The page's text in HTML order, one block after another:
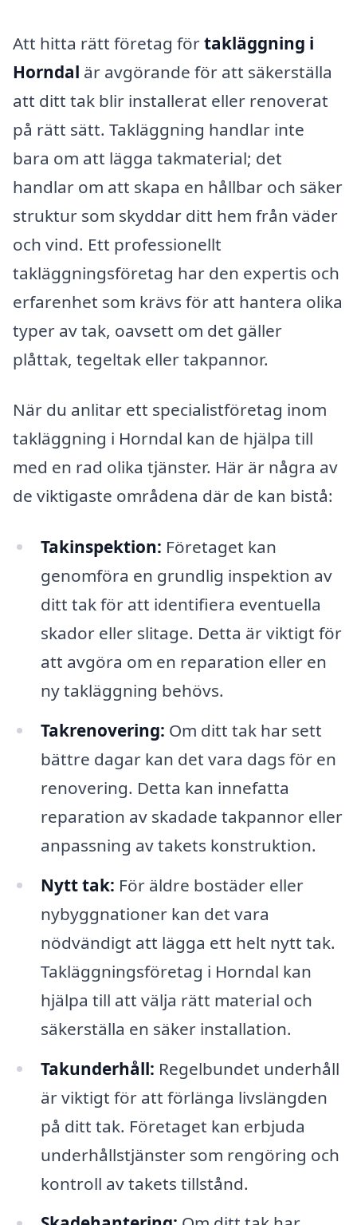
Att hitta rätt företag förtakläggning i
Horndal är avgörande för att säkerställa
att ditt tak blir installerat eller renoverat
på rätt sätt. Takläggning handlar inte
bara om att lägga takmaterial; det
handlar om att skapa en hållbar och säker
struktur som skyddar ditt hem från väder
och vind. Ett professionellt
takläggningsföretag har den expertis och
erfarenhet som krävs för att hantera olika
typer av tak, oavsett om det gäller
plåttak, tegeltak eller takpannor.
När du anlitar ett specialistföretag inom
takläggning i Horndal kan de hjälpa till
med en rad olika tjänster. Här är några av
de viktigaste områdena där de kan bistå:
Takinspektion: Företaget kan
genomföra en grundlig inspektion av
ditt tak för att identifiera eventuella
skador eller slitage. Detta är viktigt för
att avgöra om en reparation eller en
ny takläggning behövs.
Takrenovering: Om ditt tak har sett
bättre dagar kan det vara dags för en
renovering. Detta kan innefatta
reparation av skadade takpannor eller
anpassning av takets konstruktion.
Nytt tak: För äldre bostäder eller
nybyggnationer kan det vara
nödvändigt att lägga ett helt nytt tak.
Takläggningsföretag i Horndal kan
hjälpa till att välja rätt material och
säkerställa en säker installation.
Takunderhåll: Regelbundet underhåll
är viktigt för att förlänga livslängden
på ditt tak. Företaget kan erbjuda
underhållstjänster som rengöring och
kontroll av takets tillstånd.